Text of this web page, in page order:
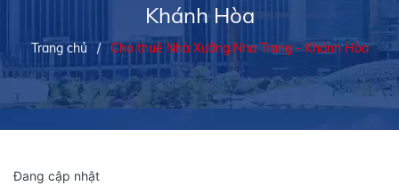
Khánh Hòa
Trang chủ / Cho thuê Nhà Xưởng Nha Trang - Khánh Hòa
Đang cập nhật